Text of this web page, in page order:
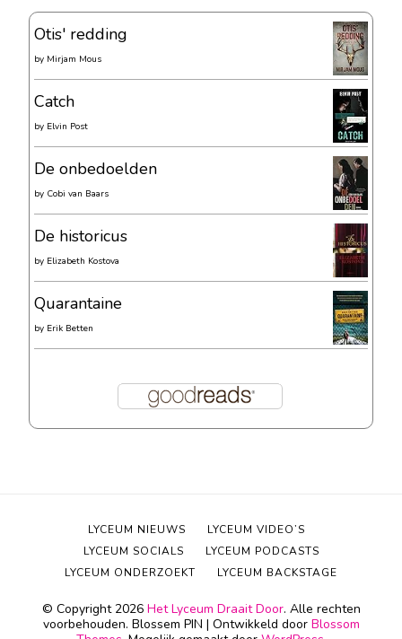
Otis' redding
by Mirjam Mous
Catch
by Elvin Post
De onbedoelden
by Cobi van Baars
De historicus
by Elizabeth Kostova
Quarantaine
by Erik Betten
© Copyright 2026 Het Lyceum Draait Door. Alle rechten
voorbehouden. Blossem PIN | Ontwikkeld door Blossom
LYCEUM NIEUWS
LYCEUM VIDEO’S
LYCEUM SOCIALS
LYCEUM PODCASTS
LYCEUM ONDERZOEKT
LYCEUM BACKSTAGE